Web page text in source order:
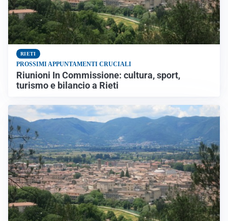
RIETI
PROSSIMI APPUNTAMENTI CRUCIALI
Riunioni In Commissione: cultura, sport,
turismo e bilancio a Rieti